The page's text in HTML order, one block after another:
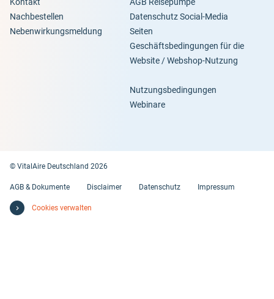
Nachbestellen
Nebenwirkungsmeldung
Datenschutz Social-Media
Seiten
Geschäftsbedingungen für die
Website / Webshop-Nutzung
Nutzungsbedingungen
Webinare
© VitalAire Deutschland 2026
AGB & Dokumente Disclaimer Datenschutz Impressum
Cookies verwalten